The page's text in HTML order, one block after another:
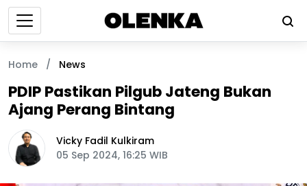
Home / News
PDIP Pastikan Pilgub Jateng Bukan
Ajang Perang Bintang
Vicky Fadil Kulkiram
05 Sep 2024, 16:25 WIB